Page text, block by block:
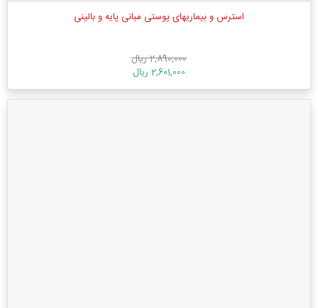
استرس و بیماریهای پوستی مبانی پایه و بالینی
2,890,000 ریال
2,601,000 ریال